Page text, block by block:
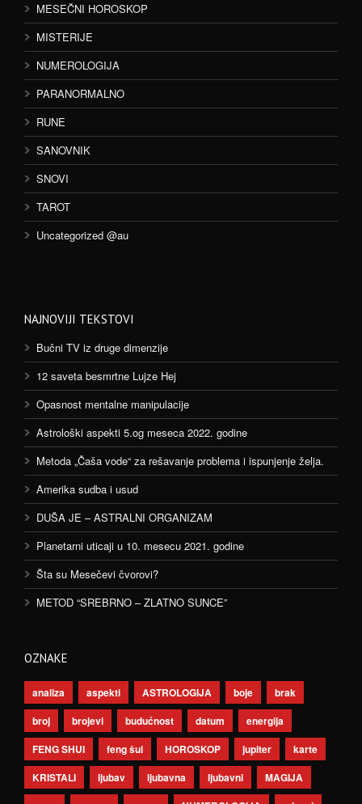
MESEČNI HOROSKOP
MISTERIJE
NUMEROLOGIJA
PARANORMALNO
RUNE
SANOVNIK
SNOVI
TAROT
Uncategorized @au
NAJNOVIJI TEKSTOVI
Bučni TV iz druge dimenzije
12 saveta besmrtne Lujze Hej
Opasnost mentalne manipulacije
Astrološki aspekti 5.og meseca 2022. godine
Metoda „Čaša vode“ za rešavanje problema i ispunjenje želja.
Amerika sudba i usud
DUŠA JE – ASTRALNI ORGANIZAM
Planetarni uticaji u 10. mesecu 2021. godine
Šta su Mesečevi čvorovi?
METOD “SREBRNO – ZLATNO SUNCE”
OZNAKE
analiza aspekti ASTROLOGIJA boje
brak
broj
brojevi budućnost datum
energija
FENG SHUI
feng šui HOROSKOP jupiter
karte
KRISTALI
ljubav ljubavna ljubavni
MAGIJA